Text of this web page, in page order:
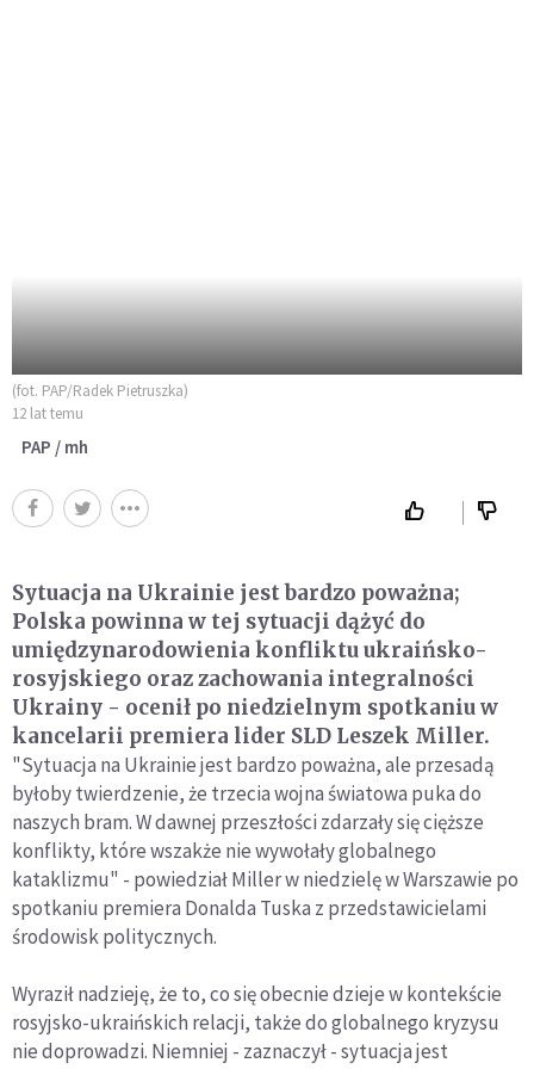
(fot. PAP/Radek Pietruszka)
12 lat temu
PAP / mh
Sytuacja na Ukrainie jest bardzo poważna;
Polska powinna w tej sytuacji dążyć do
umiędzynarodowienia konfliktu ukraińsko-
rosyjskiego oraz zachowania integralności
Ukrainy - ocenił po niedzielnym spotkaniu w
kancelarii premiera lider SLD Leszek Miller.
"Sytuacja na Ukrainie jest bardzo poważna, ale przesadą
byłoby twierdzenie, że trzecia wojna światowa puka do
naszych bram. W dawnej przeszłości zdarzały się cięższe
konflikty, które wszakże nie wywołały globalnego
kataklizmu" - powiedział Miller w niedzielę w Warszawie po
spotkaniu premiera Donalda Tuska z przedstawicielami
środowisk politycznych.
Wyraził nadzieję, że to, co się obecnie dzieje w kontekście
rosyjsko-ukraińskich relacji, także do globalnego kryzysu
nie doprowadzi. Niemniej - zaznaczył - sytuacja jest